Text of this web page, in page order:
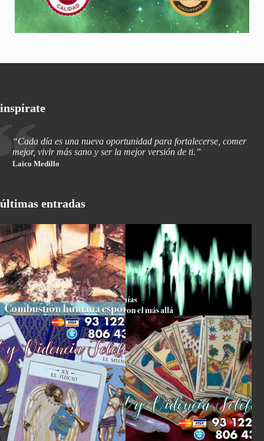
inspírate
“Cada día es una nueva oportunidad para fortalecerse, comer
mejor, vivir más sano y ser la mejor versión de ti.”
Laico Medillo
últimas entradas